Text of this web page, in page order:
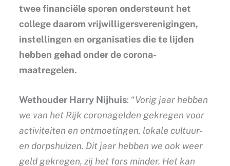
twee financiële sporen ondersteunt het
college daarom vrijwilligersverenigingen,
instellingen en organisaties die te lijden
hebben gehad onder de corona-
maatregelen.
Wethouder Harry Nijhuis: “Vorig jaar hebben
we van het Rijk coronagelden gekregen voor
activiteiten en ontmoetingen, lokale cultuur-
en dorpshuizen. Dit jaar hebben we ook weer
geld gekregen, zij het fors minder. Het kan